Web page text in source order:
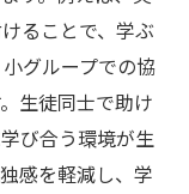
ることで、学ぶ
グループでの協
生徒同士で助け
び合う環境が生
感を軽減し、学